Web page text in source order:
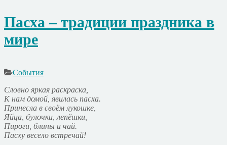
Пасха – традиции праздника в
мире
События
Словно яркая раскраска,
К нам домой, явилась пасха.
Принесла в своём лукошке,
Яйца, булочки, лепёшки,
Пироги, блины и чай.
Пасху весело встречай!